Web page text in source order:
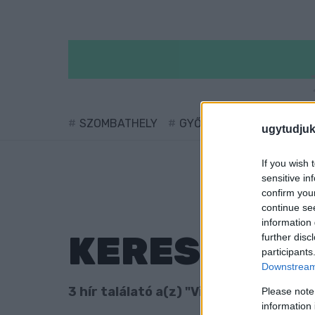
If you wish
sensitive
confirm
continue
information
further
Please
information
SZOMBATHELY GYŐR
KERESÉS
3 hír találató a(z) "Vinter István"